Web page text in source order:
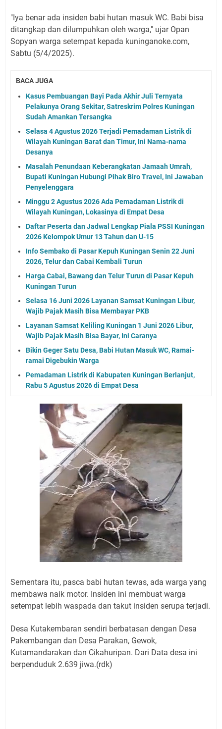
"Iya benar ada insiden babi hutan masuk WC. Babi bisa
ditangkap dan dilumpuhkan oleh warga," ujar Opan
Sopyan warga setempat kepada kuninganoke.com,
Sabtu (5/4/2025).
BACA JUGA
Kasus Pembuangan Bayi Pada Akhir Juli Ternyata
Pelakunya Orang Sekitar, Satreskrim Polres Kuningan
Sudah Amankan Tersangka
Selasa 4 Agustus 2026 Terjadi Pemadaman Listrik di
Wilayah Kuningan Barat dan Timur, Ini Nama-nama
Desanya
Masalah Penundaan Keberangkatan Jamaah Umrah,
Bupati Kuningan Hubungi Pihak Biro Travel, Ini Jawaban
Penyelenggara
Minggu 2 Agustus 2026 Ada Pemadaman Listrik di
Wilayah Kuningan, Lokasinya di Empat Desa
Daftar Peserta dan Jadwal Lengkap Piala PSSI Kuningan
2026 Kelompok Umur 13 Tahun dan U-15
Info Sembako di Pasar Kepuh Kuningan Senin 22 Juni
2026, Telur dan Cabai Kembali Turun
Harga Cabai, Bawang dan Telur Turun di Pasar Kepuh
Kuningan Turun
Selasa 16 Juni 2026 Layanan Samsat Kuningan Libur,
Wajib Pajak Masih Bisa Membayar PKB
Layanan Samsat Keliling Kuningan 1 Juni 2026 Libur,
Wajib Pajak Masih Bisa Bayar, Ini Caranya
Bikin Geger Satu Desa, Babi Hutan Masuk WC, Ramai-
ramai Digebukin Warga
Pemadaman Listrik di Kabupaten Kuningan Berlanjut,
Rabu 5 Agustus 2026 di Empat Desa
Sementara itu, pasca babi hutan tewas, ada warga yang
membawa naik motor. Insiden ini membuat warga
setempat lebih waspada dan takut insiden serupa terjadi.
Desa Kutakembaran sendiri berbatasan dengan Desa
Pakembangan dan Desa Parakan, Gewok,
Kutamandarakan dan Cikahuripan. Dari Data desa ini
berpenduduk 2.639 jiwa.(rdk)